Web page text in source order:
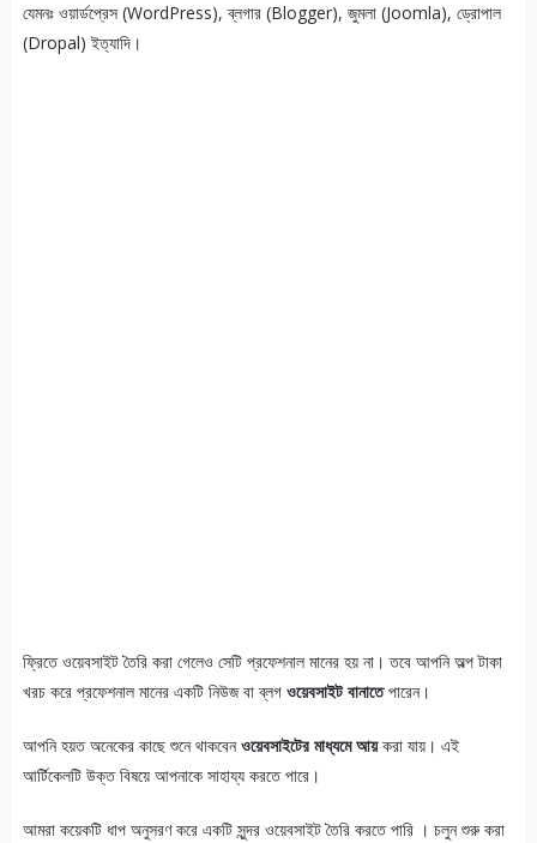
যেমনঃ ওয়ার্ডপ্রেস (WordPress), ব্লগার (Blogger), জুমলা (Joomla), ড্রোপাল
(Dropal) ইত্যাদি।
ফ্রিতে ওয়েবসাইট তৈরি করা গেলেও সেটি প্রফেশনাল মানের হয় না। তবে আপনি অল্প টাকা
খরচ করে প্রফেশনাল মানের একটি নিউজ বা ব্লগ ওয়েবসাইট বানাতেপারেন।
আপনি হয়ত অনেকের কাছে শুনে থাকবেনওয়েবসাইটের মাধ্যমে আয়করা যায়। এই
আর্টিকেলটি উক্ত বিষয়ে আপনাকে সাহায্য করতে পারে।
আমরা কয়েকটি ধাপ অনুসরণ করে একটি সুন্দর ওয়েবসাইট তৈরি করতে পারি । চলুন শুরু করা